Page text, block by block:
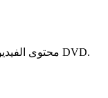
تخزن ملفات TS محتوى الفيديو والصوت في أقراص DVD.